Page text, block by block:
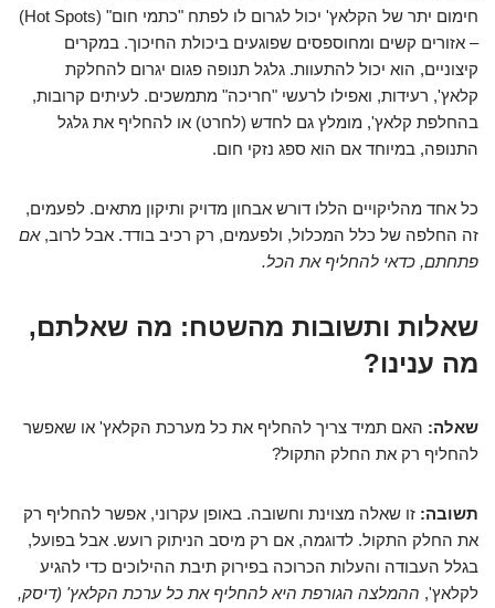
חימום יתר של הקלאץ' יכול לגרום לו לפתח "כתמי חום" (Hot Spots)
– אזורים קשים ומחוספסים שפוגעים ביכולת החיכוך. במקרים
קיצוניים, הוא יכול להתעוות. גלגל תנופה פגום יגרום להחלקת
קלאץ', רעידות, ואפילו לרעשי "חריכה" מתמשכים. לעיתים קרובות,
בהחלפת קלאץ', מומלץ גם לחדש (לחרט) או להחליף את גלגל
התנופה, במיוחד אם הוא ספג נזקי חום.
כל אחד מהליקויים הללו דורש אבחון מדויק ותיקון מתאים. לפעמים,
זה החלפה של כלל המכלול, ולפעמים, רק רכיב בודד. אבל לרוב,אם
פתחתם, כדאי להחליף את הכל.
שאלות ותשובות מהשטח: מה שאלתם,
מה ענינו?
שאלה: האם תמיד צריך להחליף את כל מערכת הקלאץ' או שאפשר
להחליף רק את החלק התקול?
תשובה: זו שאלה מצוינת וחשובה. באופן עקרוני, אפשר להחליף רק
את החלק התקול. לדוגמה, אם רק מיסב הניתוק רועש. אבל בפועל,
בגלל העבודה והעלות הכרוכה בפירוק תיבת ההילוכים כדי להגיע
לקלאץ', ההמלצה הגורפת היא להחליף את כל ערכת הקלאץ' (דיסק,